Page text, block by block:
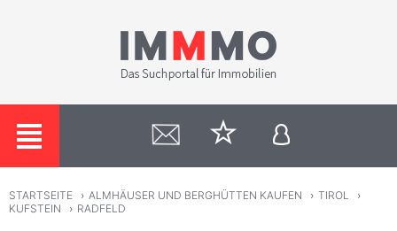
STARTSEITE › ALMHÄUSER UND BERGHÜTTEN KAUFEN › TIROL
›
KUFSTEIN
› RADFELD